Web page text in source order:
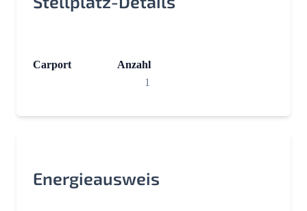
Carport
Anzahl
1
Energieausweis